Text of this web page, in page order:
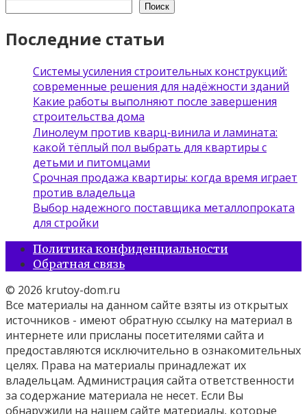
Поиск
Последние статьи
Системы усиления строительных конструкций:
современные решения для надёжности зданий
Какие работы выполняют после завершения
строительства дома
Линолеум против кварц‑винила и ламината:
какой тёплый пол выбрать для квартиры с
детьми и питомцами
Срочная продажа квартиры: когда время играет
против владельца
Выбор надежного поставщика металлопроката
для стройки
Политика конфиденциальности
Обратная связь
© 2026 krutoy-dom.ru
Все материалы на данном сайте взяты из открытых
источников - имеют обратную ссылку на материал в
интернете или присланы посетителями сайта и
предоставляются исключительно в ознакомительных
целях. Права на материалы принадлежат их
владельцам. Администрация сайта ответственности
за содержание материала не несет. Если Вы
обнаружили на нашем сайте материалы, которые